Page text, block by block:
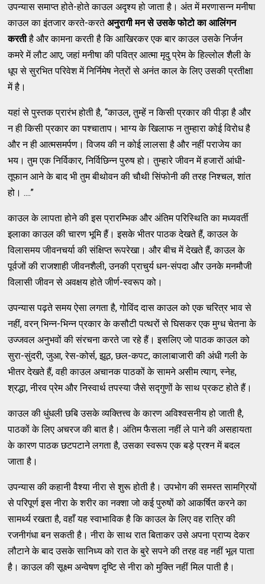
उपन्यास समाप्त होते-होते काउल अदृश्य हो जाता है। अंत में मरणासन्न मनीषा
काउल का इंतजार करते-करतेअनुरागी मनसे उसके फोटो काआलिंगन
करतीहै और कामना करती है कि आखिरकर एक बार काउल उसके निर्जन
कमरे में लौट आए, जहां मनीषा की पवित्र आत्मा मृदु प्रेम के हिल्लोल शैली के
धूप से सुरभित परिवेश में निर्निमेष नेत्रों से अनंत काल के लिए उसकी प्रतीक्षा
में है।
यहां से पुस्तक प्रारंभ होती है, “काउल, तुम्हें न किसी प्रकार की पीड़ा है और
न ही किसी प्रकार का पश्चाताप। भाग्य के खिलाफ न तुम्हारा कोई विरोध है
और न ही आत्मसमर्पण। विजय की न कोई लालसा है और नहीं पराजेय का
भय। तुम एक निर्विकार, निर्विछिन्न पुरुष हो। तुम्हारे जीवन में हजारों आंधी-
तूफान आने के बाद भी तुम बीथोवन की चौथी सिंफोनी की तरह निश्चल, शांत
हो। ....”
काउल के लापता होने की इस प्रारम्भिक और अंतिम परिस्थिति का मध्यवर्ती
इलाका काउल की चारण भूमि हैं। इसके भीतर पाठक देखते हैं, काउल के
विलासमय जीवनचर्या की संक्षिप्त रूपरेखा। और बीच में देखते हैं, काउल के
पूर्वजों की राजशाही जीवनशैली, उनकी प्राचुर्य धन-संपदा और उनके मनमौजी
विलासी जीवन से अवक्षय होते जीर्ण-स्वरूप को।
उपन्यास पढ़ते समय ऐसा लगता है, गोविंद दास काउल को एक चरित्र भाव से
नहीं, वरन् भिन्न-भिन्न प्रकार के कसौटी पत्थरों से घिसकर एक मुग्ध चेतना के
उज्जवल अनुभवों की संरचना करते जा रहे हैं। इसलिए जो पाठक काउल को
सुरा-सुंदरी, जुआ, रेस-कोर्स, झूठ, छल-कपट, कालाबाजारी की अंधी गली के
भीतर देखते हैं, वही काउल अचानक पाठकों के सामने असीम त्याग, स्नेह,
श्रद्धा, नीरव प्रेम और निस्वार्थ तपस्या जैसे सद्गुणों के साथ प्रकट होते हैं।
काउल की धुंधली छबि उसके व्यक्तित्त्व के कारण अविश्वसनीय हो जाती है,
पाठकों के लिए अचरज की बात है। अंतिम फैसला नहीं ले पाने की असहायता
के कारण पाठक छटपटाने लगता है, उसका स्वरूप एक बड़े प्रश्न में बदल
जाता है।
उपन्यास की कहानी वैश्या नीरा से शुरू होती है। उपभोग की समस्त सामग्रियों
से परिपूर्ण इस नीरा के शरीर का नक्शा जो कई पुरुषों को आकर्षित करने का
सामर्थ्य रखता है, वहाँ यह स्वाभाविक है कि काउल के लिए वह रात्रि की
रजनीगंधा बन सकती है। नीरा के साथ रात बिताकर उसे अपना प्राप्य देकर
लौटाने के बाद उसके सानिध्य को रात के बुरे सपने की तरह वह नहीं भूल पाता
है। काउल की सूक्ष्म अन्वेषण दृष्टि से नीरा को मुक्ति नहीं मिल पाती है।